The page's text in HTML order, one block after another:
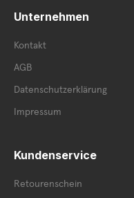
Unternehmen
Kontakt
AGB
Datenschutzerklärung
Impressum
Kundenservice
Retourenschein